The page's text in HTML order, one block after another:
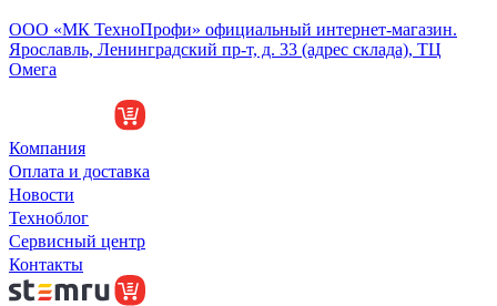
ООО «МК ТехноПрофи» официальный интернет-магазин.
Ярославль, Ленинградский пр-т, д. 33 (адрес склада), ТЦ
Омега
Компания
Оплата и доставка
Новости
Техноблог
Сервисный центр
Контакты